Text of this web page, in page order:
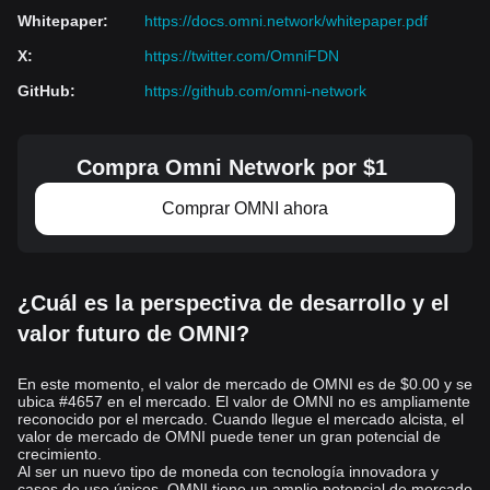
¡Tradea OMNI1
en Bitget ahora!
Descargo de responsabilidad: Las opiniones expresadas en este
artículo tienen solo fines informativos. Este artículo no constituye
consultar a profesionales calificados antes de tomar decisiones
financieras.
Whitepaper:
https://docs.omni.network/whitepaper.pdf
X:
https://twitter.com/OmniFDN
GitHub: https://github.com/omni-network
Compra Omni Network por $1
Comprar OMNI ahora
¿Cuál es la perspectiva de desarrollo y el
valor futuro de OMNI?
En este momento, el valor de mercado de OMNI es de $0.00 y se
ubica #4657 en el mercado. El valor de OMNI no es ampliamente
reconocido por el mercado. Cuando llegue el mercado alcista, el
valor de mercado de OMNI puede tener un gran potencial de
crecimiento.
Al ser un nuevo tipo de moneda con tecnología innovadora y